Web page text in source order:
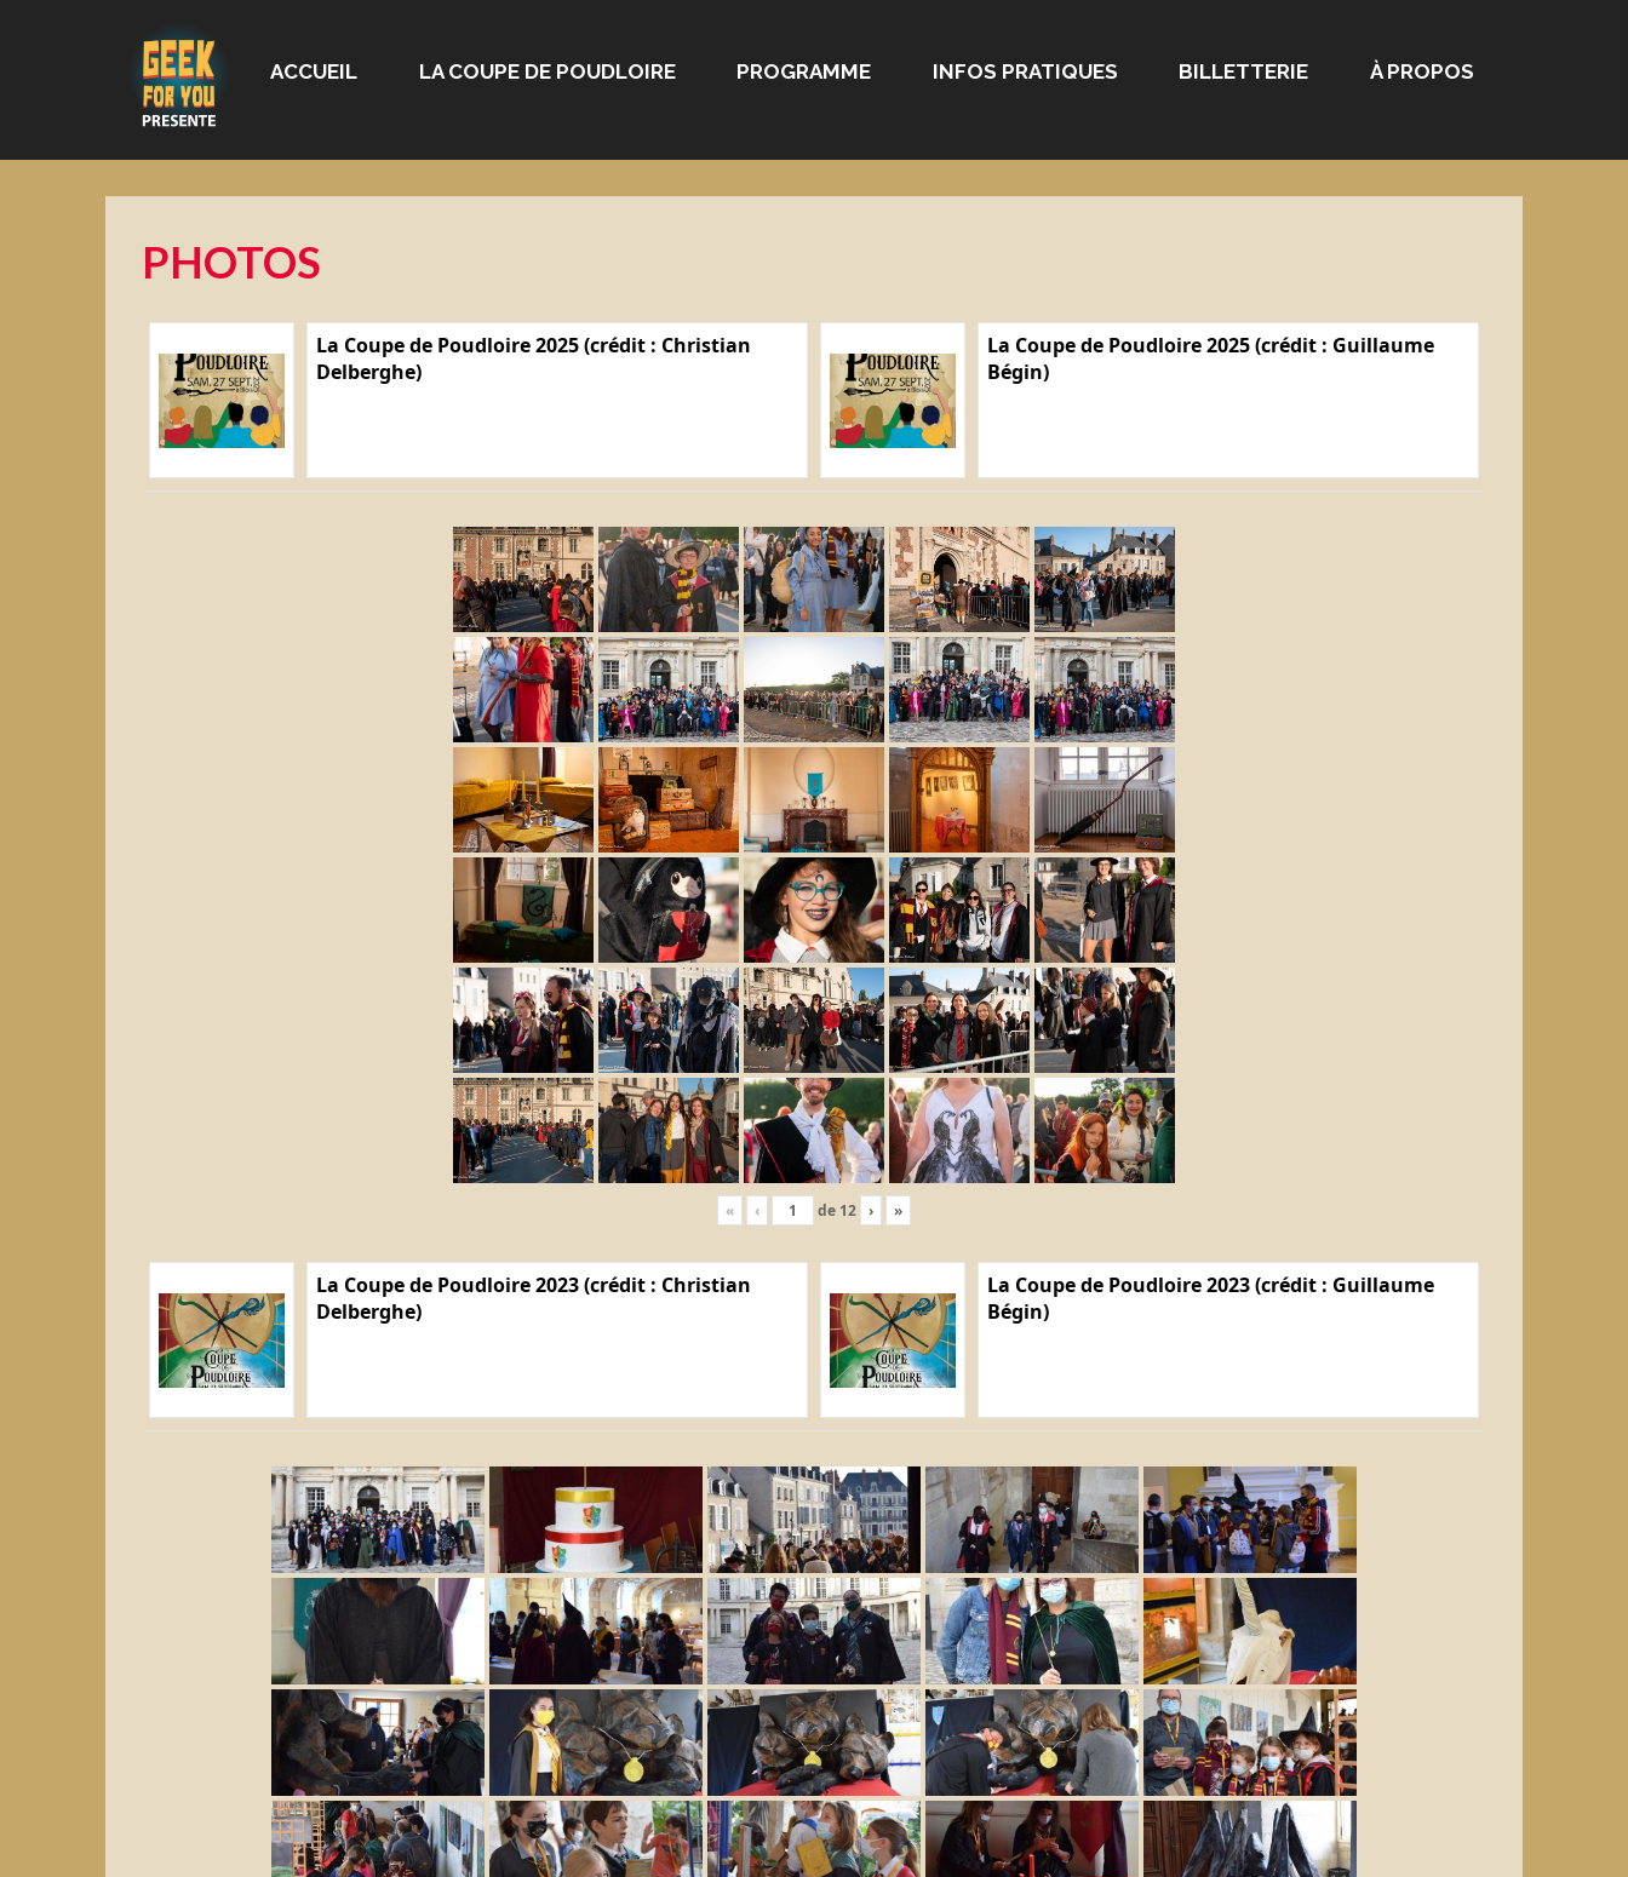
ACCUEIL LA COUPE DE POUDLOIRE PROGRAMME INFOS PRATIQUES BILLETTERIE À PROPOS
PHOTOS
La Coupe de Poudloire 2025 (crédit : Christian
Delberghe)
La Coupe de Poudloire 2025 (crédit : Guillaume
Bégin)
« ‹ de 12 › »
La Coupe de Poudloire 2023 (crédit : Christian
Delberghe)
La Coupe de Poudloire 2023 (crédit : Guillaume
Bégin)